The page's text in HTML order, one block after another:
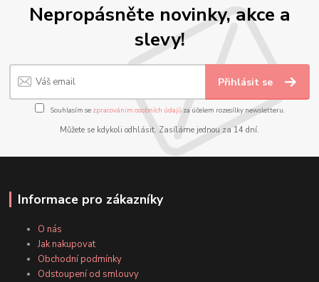
Nepropásněte novinky, akce a
slevy!
Přihlásit se
Souhlasím se zpracováním osobních údajůza účelem rozesílky newsletteru.
Můžete se kdykoli odhlásit. Zasíláme jednou za 14 dní.
Informace pro zákazníky
O nás
Jak nakupovat
Obchodní podmínky
Odstoupení od smlouvy